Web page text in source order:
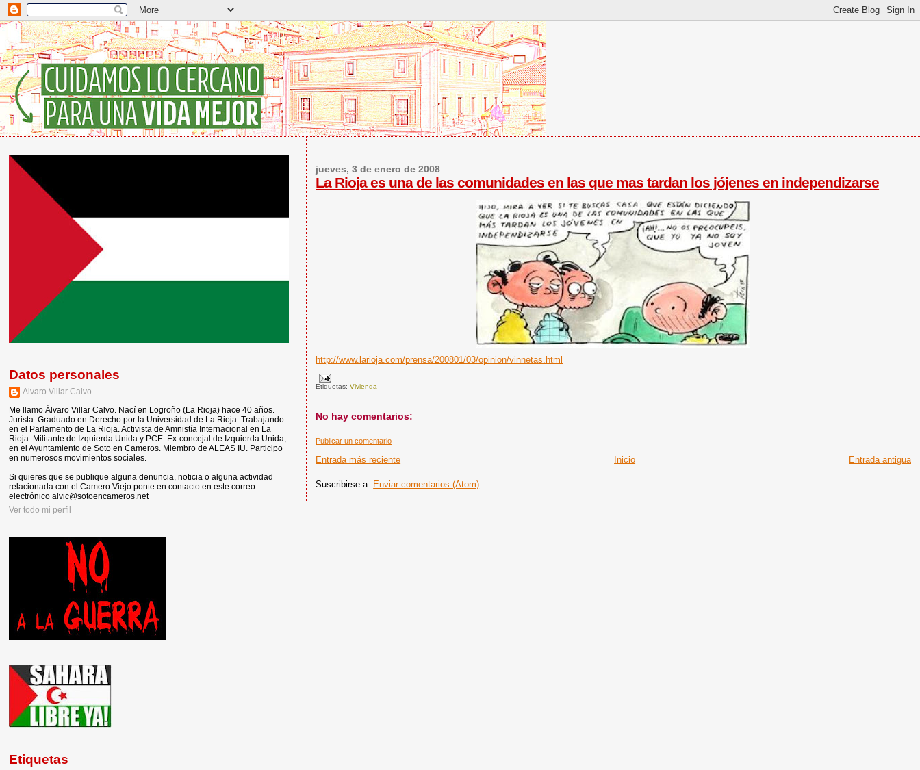
jueves, 3 de enero de 2008
La Rioja es una de las comunidades en las que mas tardan los jójenes en independizarse
http://www.larioja.com/prensa/200801/03/opinion/vinnetas.html
Etiquetas:Vivienda
No hay comentarios:
Publicar un comentario
Entrada más reciente Entrada antigua
Inicio
Suscribirse a: Enviar comentarios (Atom)
Datos personales
Alvaro Villar Calvo
Me llamo Álvaro Villar Calvo. Nací en Logroño (La Rioja) hace 40 años.
Jurista. Graduado en Derecho por la Universidad de La Rioja. Trabajando
en el Parlamento de La Rioja. Activista de Amnistía Internacional en La
Rioja. Militante de Izquierda Unida y PCE. Ex-concejal de Izquierda Unida,
en el Ayuntamiento de Soto en Cameros. Miembro de ALEAS IU. Participo
en numerosos movimientos sociales.
Si quieres que se publique alguna denuncia, noticia o alguna actividad
relacionada con el Camero Viejo ponte en contacto en este correo
electrónico alvic@sotoencameros.net
Ver todo mi perfil
Etiquetas